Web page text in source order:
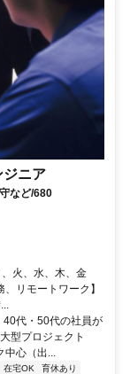
ジニア
など/680
火、水、木、金
リモートワーク】
40代・50代の社員が
型プロジェクト
心（出...
在宅OK
育休あり